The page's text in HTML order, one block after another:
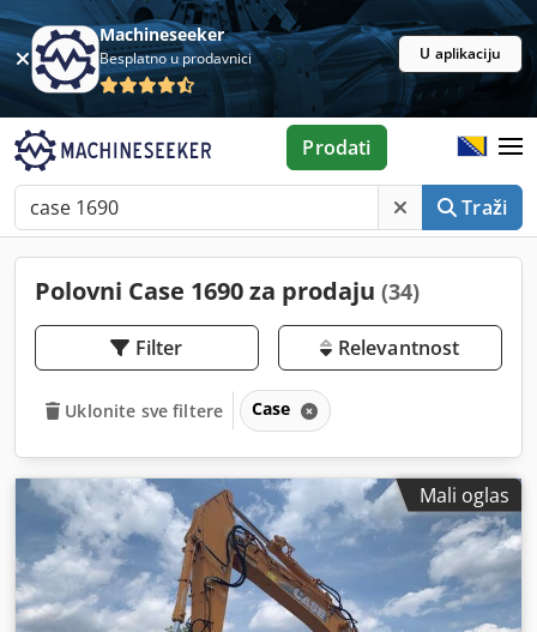
Machineseeker
Besplatno u prodavnici U aplikaciju
Traži
Prodati
Polovni Case 1690 za prodaju (34)
Filter Relevantnost
Uklonite sve filtere Case
Mali oglas